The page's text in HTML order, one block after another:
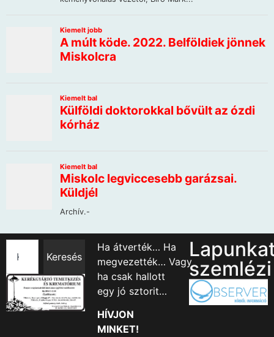
Keresés
Ha átverték… Ha
megvezették… Vagy
ha csak hallott
egy jó sztorit…
HÍVJON
MINKET!
szemlézi